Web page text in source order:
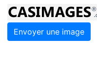
Envoyer une image